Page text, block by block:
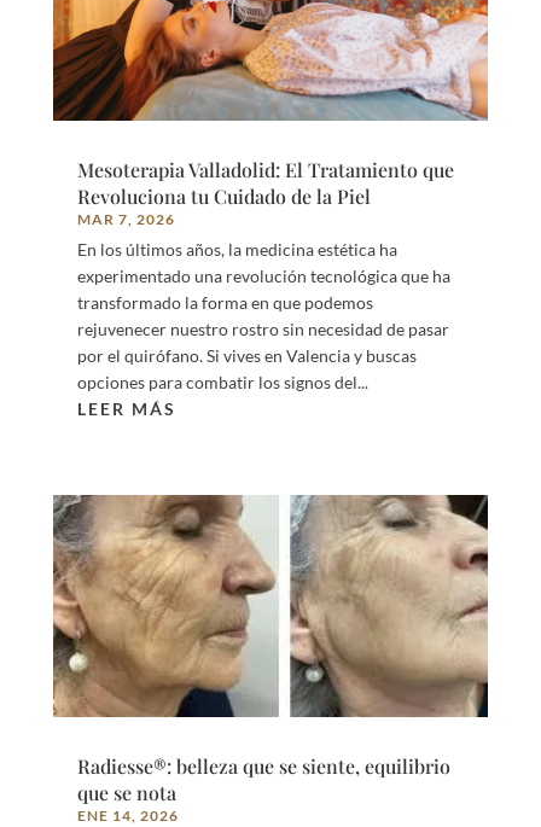
Mesoterapia Valladolid: El Tratamiento que
Revoluciona tu Cuidado de la Piel
MAR 7, 2026
En los últimos años, la medicina estética ha
experimentado una revolución tecnológica que ha
transformado la forma en que podemos
rejuvenecer nuestro rostro sin necesidad de pasar
por el quirófano. Si vives en Valencia y buscas
opciones para combatir los signos del...
LEER MÁS
Radiesse®: belleza que se siente, equilibrio
que se nota
ENE 14, 2026